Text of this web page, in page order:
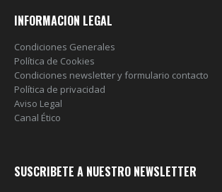
INFORMACION LEGAL
Condiciones Generales
Política de Cookies
Condiciones newsletter y formulario contacto
Política de privacidad
Aviso Legal
Canal Ético
SUSCRIBETE A NUESTRO NEWSLETTER